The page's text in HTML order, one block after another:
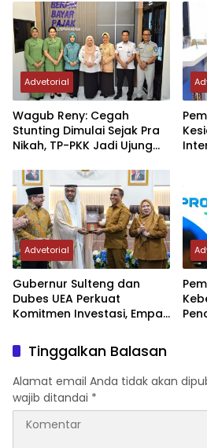
Perdana Internasional
Palu-Guangzhou
Advetorial
Wagub Reny: Cegah
Stunting Dimulai Sejak Pra
Nikah, TP-PKK Jadi Ujung
Advetorial
Gubernur Sulteng dan
Dubes UEA Perkuat
Komitmen Investasi, Empat
Tinggalkan Balasan
Alamat email Anda tidak akan
wajib ditandai *